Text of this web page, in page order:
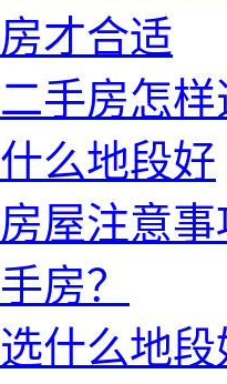
才合适
手房怎样
么地段好
屋注意事
房？
什么地段